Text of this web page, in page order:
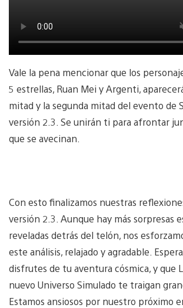
Vale la pena mencionar que los
5 estrellas, Ruan Mei y Argenti,
mitad y la segunda mitad del evento de
versión 2.3. Se unirán ti para afrontar
que se avecinan.
Con esto finalizamos nuestras
versión 2.3. Aunque hay más sorpresas
reveladas detrás del telón, nos
este análisis, relajado y agradable.
disfrutes de tu aventura cósmica, y que
nuevo Universo Simulado te traigan
Estamos ansiosos por nuestro próximo